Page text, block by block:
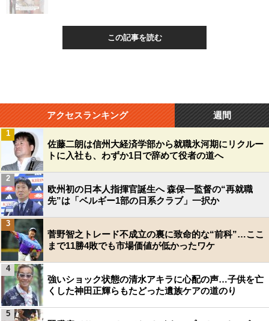
この記事を読む
アクセスランキング 週間
佐藤二朗は信州大経済学部から就職氷河期にリクルー
トに入社も、わずか1日で辞めて役者の道へ
1
欧州初の日本人指揮官誕生へ 森保一監督の“再就職
先”は「ベルギー1部の日系クラブ」一択か
2
菅野智之トレード不成立の裏に致命的な“前科”…ここ
まで11勝4敗でも市場価値が低かったワケ
3
強いショック状態の清水アキラに心配の声…子供を亡
くした神田正輝らもたどった遺族ケアの道のり
4
5